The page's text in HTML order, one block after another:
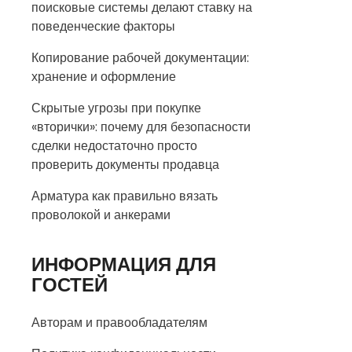
поисковые системы делают ставку на
поведенческие факторы
Копирование рабочей документации:
хранение и оформление
Скрытые угрозы при покупке
«вторички»: почему для безопасности
сделки недостаточно просто
проверить документы продавца
Арматура как правильно вязать
проволокой и анкерами
ИНФОРМАЦИЯ ДЛЯ
ГОСТЕЙ
Авторам и правообладателям